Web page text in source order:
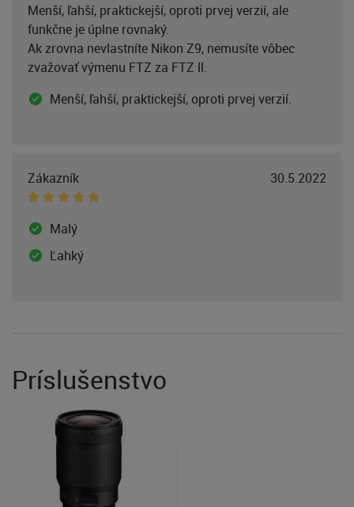
Menší, ľahší, praktickejší, oproti prvej verzií, ale
funkčne je úplne rovnaký.
Ak zrovna nevlastníte Nikon Z9, nemusíte vôbec
zvažovať výmenu FTZ za FTZ ll.
Menší, ľahší, praktickejší, oproti prvej verzií.
Zákazník 30.5.2022
Malý
Ľahký
Príslušenstvo